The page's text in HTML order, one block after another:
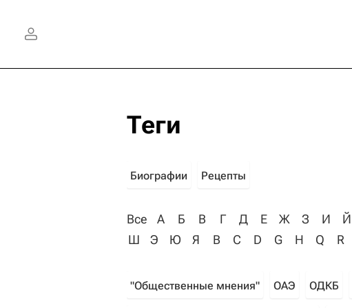
Теги
Биографии Рецепты
Все А Б В Г Д Е Ж З И Й
Ш
Э Ю Я B C D G H Q R
"Общественные мнения" ОАЭ ОДКБ